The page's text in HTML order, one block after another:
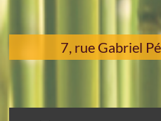
7, rue Gabriel